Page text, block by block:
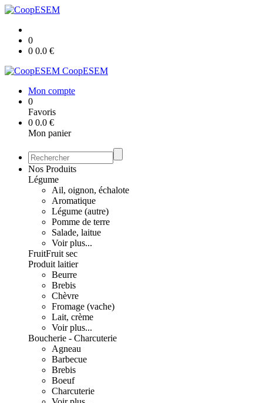
0
0 0.0 €
CoopESEM
Mon compte
0
Favoris
0 0.0 €
Mon panier
Nos Produits
Légume
Ail, oignon, échalote
Aromatique
Légume (autre)
Pomme de terre
Salade, laitue
Voir plus...
FruitFruit sec
Produit laitier
Beurre
Brebis
Chèvre
Fromage (vache)
Lait, crème
Voir plus...
Boucherie - Charcuterie
Agneau
Barbecue
Brebis
Boeuf
Charcuterie